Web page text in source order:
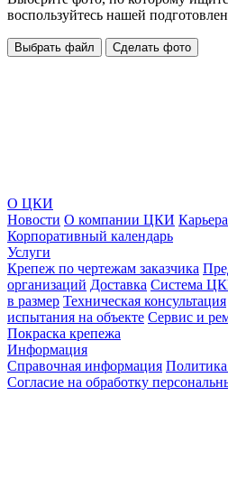
воспользуйтесь нашей
Выбрать файл Сделать фото
О ЦКИ
Новости О компании ЦКИ
Корпоративный календарь
Услуги
Крепеж по чертежам заказчика
организаций Доставка Система
в размер Техническая консультация
испытания на объекте Сервис и
Покраска крепежа
Информация
Справочная информация
Согласие на обработку